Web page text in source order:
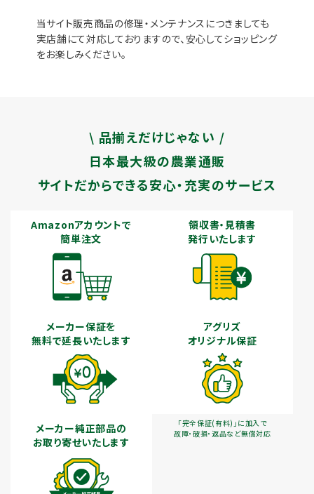
当サイト販売商品の修理・メンテナンスにつきましても
実店舗にて対応しておりますので、安心してショッピング
をお楽しみください。
\ 品揃えだけじゃない /
日本最大級の農業通販
サイトだからできる安心・充実のサービス
Amazonアカウントで
簡単注文
領収書・見積書
発行いたします
メーカー保証を
無料で延長いたします
アグリズ
オリジナル保証
「完全保証(有料)」に加入で
故障・破損・返品など無償対応
メーカー純正部品の
お取り寄せいたします